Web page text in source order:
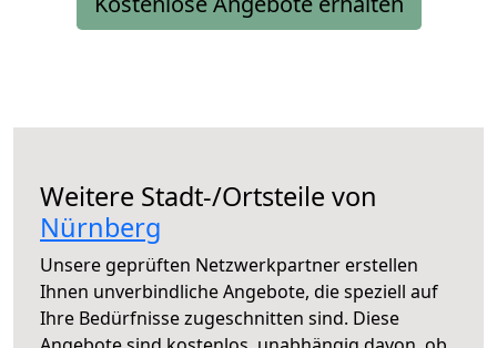
Weitere Stadt-/Ortsteile von
Nürnberg
Unsere geprüften Netzwerkpartner erstellen
Ihnen unverbindliche Angebote, die speziell auf
Ihre Bedürfnisse zugeschnitten sind. Diese